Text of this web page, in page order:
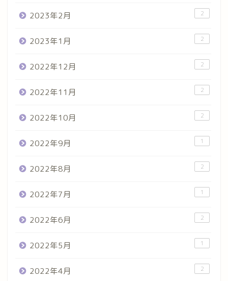
2023年2月 2
2023年1月 2
2022年12月 2
2022年11月 2
2022年10月 2
2022年9月 1
2022年8月 2
2022年7月 1
2022年6月 2
2022年5月 1
2022年4月 2